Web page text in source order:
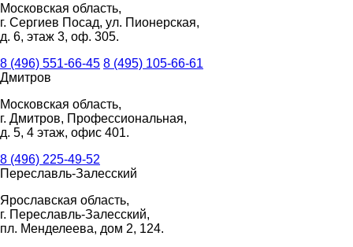
Московская область,
г. Сергиев Посад, ул. Пионерская,
д. 6, этаж 3, оф. 305.
8 (496) 551-66-45 8 (495) 105-66-61
Дмитров
Московская область,
г. Дмитров, Профессиональная,
д. 5, 4 этаж, офис 401.
8 (496) 225-49-52
Переславль-Залесский
Ярославская область,
г. Переславль-Залесский,
пл. Менделеева, дом 2, 124.